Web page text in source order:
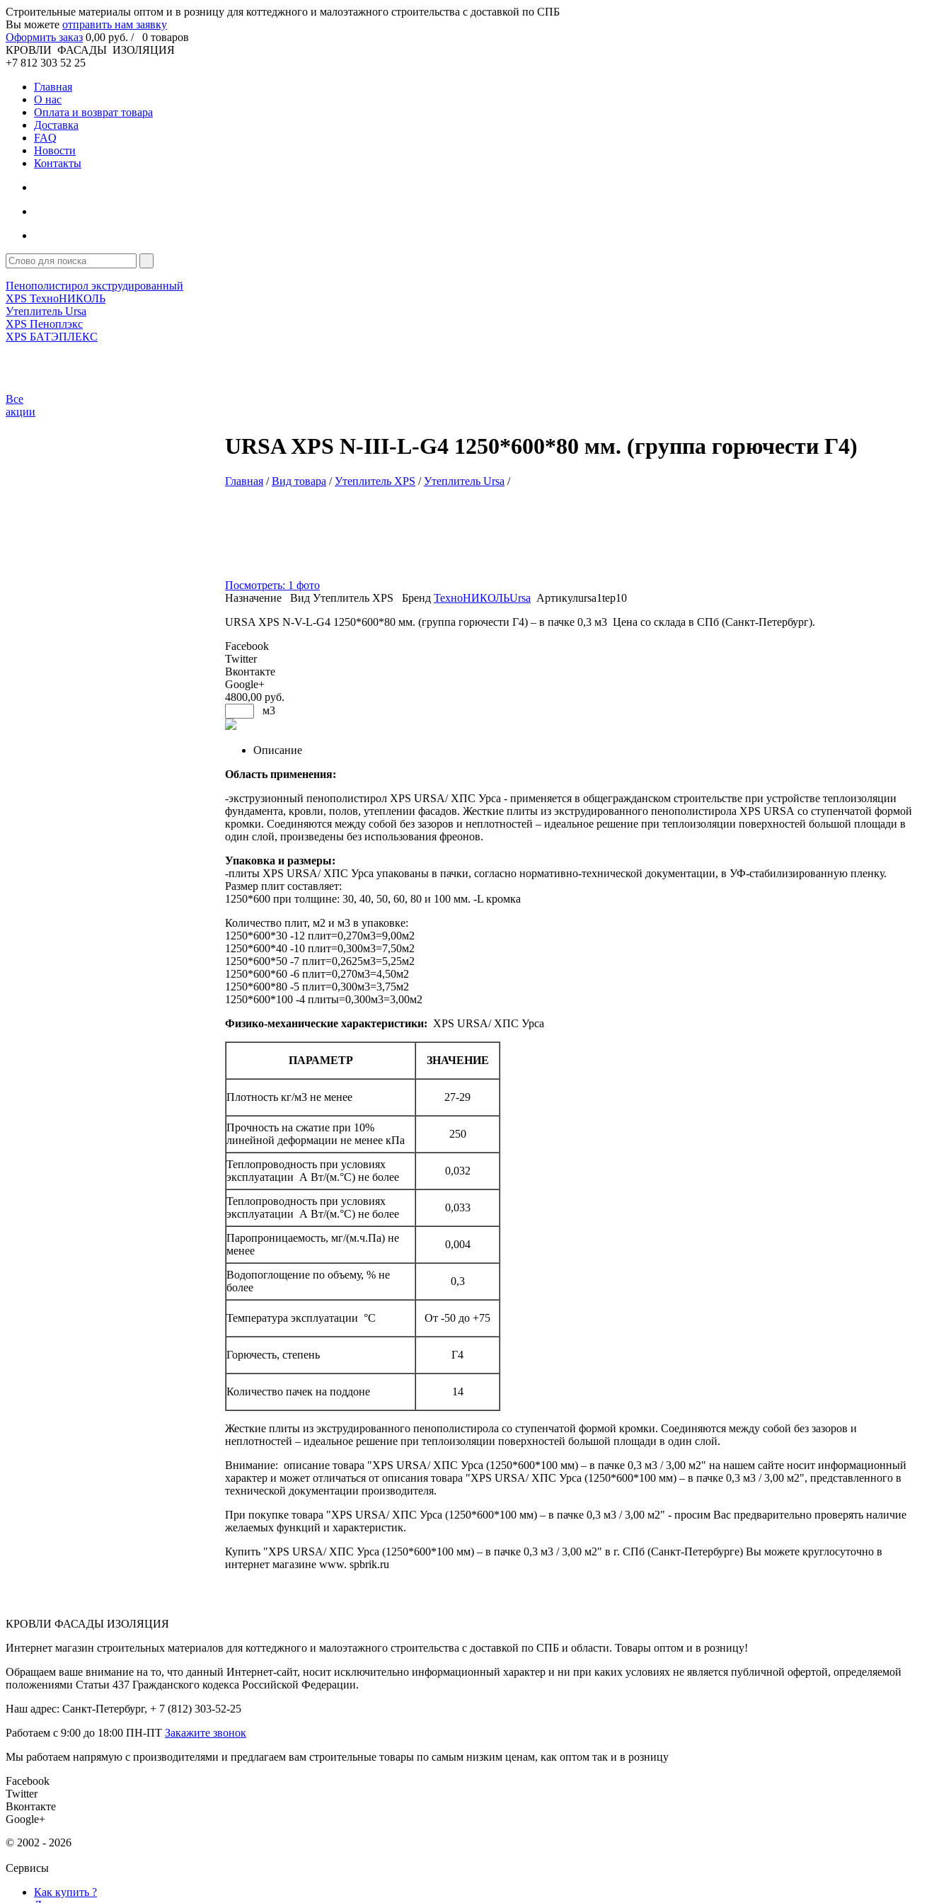
Cтроительные материалы оптом и в розницу для коттеджного и малоэтажного строительства с доставкой по СПБ
Вы можете отправить нам заявку
Оформить заказ 0,00 руб. / 0 товаров
КРОВЛИ ФАСАДЫ ИЗОЛЯЦИЯ
+7 812 303 52 25
Главная
О нас
Оплата и возврат товара
Доставка
FAQ
Новости
Контакты
Пенополистирол экструдированный
XPS ТехноНИКОЛЬ
Утеплитель Ursa
XPS Пеноплэкс
XPS БАТЭПЛЕКС
Все
акции
URSA XPS N-III-L-G4 1250*600*80 мм. (группа горючести Г4)
Главная /Вид товара /Утеплитель XPS /Утеплитель Ursa /
Посмотреть: 1 фото
Назначение
Вид Утеплитель XPS Бренд ТехноНИКОЛЬUrsa Артикулursa1tep10
URSA XPS N-V-L-G4 1250*600*80 мм. (группа горючести Г4) – в пачке 0,3 м3 Цена со склада в СПб (Санкт-Петербург).
Facebook
Twitter
Вконтакте
Google+
4800,00 руб.
м3
Описание
Область применения:
-экструзионный пенополистирол XPS URSA/ ХПС Урса - применяется в общегражданском строительстве при устройстве теплоизоляции
фундамента, кровли, полов, утеплении фасадов. Жесткие плиты из экструдированного пенополистирола XPS URSA со ступенчатой формой
кромки. Соединяются между собой без зазоров и неплотностей – идеальное решение при теплоизоляции поверхностей большой площади в
один слой, произведены без использования фреонов.
Упаковка и размеры:
-плиты XPS URSA/ ХПС Урса упакованы в пачки, согласно нормативно-технической документации, в УФ-стабилизированную пленку.
Размер плит составляет:
1250*600 при толщине: 30, 40, 50, 60, 80 и 100 мм. -L кромка
Количество плит, м2 и м3 в упаковке:
1250*600*30 -12 плит=0,270м3=9,00м2
1250*600*40 -10 плит=0,300м3=7,50м2
1250*600*50 -7 плит=0,2625м3=5,25м2
1250*600*60 -6 плит=0,270м3=4,50м2
1250*600*80 -5 плит=0,300м3=3,75м2
1250*600*100 -4 плиты=0,300м3=3,00м2
Физико-механические характеристики: XPS URSA/ ХПС Урса
ПАРАМЕТР ЗНАЧЕНИЕ
Плотность кг/м3 не менее 27-29
Прочность на сжатие при 10%
линейной деформации не менее кПа
250
Теплопроводность при условиях
эксплуатации А Вт/(м.°C) не более
0,032
Теплопроводность при условиях
эксплуатации А Вт/(м.°C) не более
0,033
Паропроницаемость, мг/(м.ч.Па) не
менее
0,004
Водопоглощение по объему, % не
более
0,3
Температура эксплуатации °C От -50 до +75
Горючесть, степень Г4
Количество пачек на поддоне 14
Жесткие плиты из экструдированного пенополистирола со ступенчатой формой кромки. Соединяются между собой без зазоров и
неплотностей – идеальное решение при теплоизоляции поверхностей большой площади в один слой.
Внимание: описание товара "XPS URSA/ ХПС Урса (1250*600*100 мм) – в пачке 0,3 м3 / 3,00 м2" на нашем сайте носит информационный
характер и может отличаться от описания товара "XPS URSA/ ХПС Урса (1250*600*100 мм) – в пачке 0,3 м3 / 3,00 м2", представленного в
технической документации производителя.
При покупке товара "XPS URSA/ ХПС Урса (1250*600*100 мм) – в пачке 0,3 м3 / 3,00 м2" - просим Вас предварительно проверять наличие
желаемых функций и характеристик.
Купить "XPS URSA/ ХПС Урса (1250*600*100 мм) – в пачке 0,3 м3 / 3,00 м2" в г. СПб (Санкт-Петербурге) Вы можете круглосуточно в
интернет магазине www. spbrik.ru
КРОВЛИ ФАСАДЫ ИЗОЛЯЦИЯ
Интернет магазин строительных материалов для коттеджного и малоэтажного строительства с доставкой по СПБ и области. Товары оптом и в розницу!
Обращаем ваше внимание на то, что данный Интернет-сайт, носит исключительно информационный характер и ни при каких условиях не является публичной офертой, определяемой
положениями Статьи 437 Гражданского кодекса Российской Федерации.
Наш адрес: Санкт-Петербург, + 7 (812) 303-52-25
Работаем с 9:00 до 18:00 ПН-ПТ Закажите звонок
Мы работаем напрямую с производителями и предлагаем вам строительные товары по самым низким ценам, как оптом так и в розницу
Facebook
Twitter
Вконтакте
Google+
© 2002 - 2026
Сервисы
Как купить ?